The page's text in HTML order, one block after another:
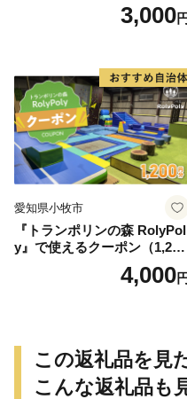
3,000円
愛知県小牧市
『トランポリンの森 RolyPol
y』で使えるクーポン（1,200
4,000円
この返礼品を見
こんな返礼品も